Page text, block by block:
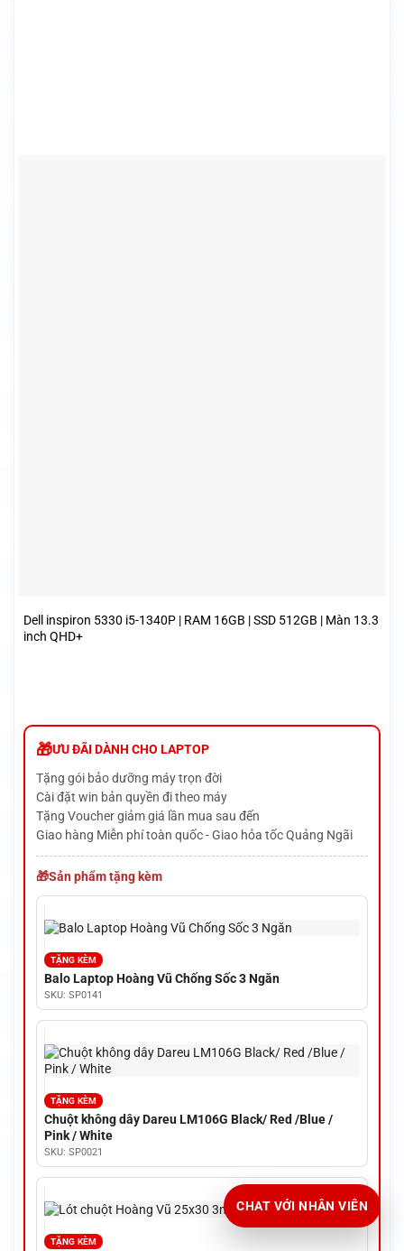
Dell inspiron 5330 i5-1340P | RAM 16GB | SSD 512GB | Màn 13.3
inch QHD+
ƯU ĐÃI DÀNH CHO LAPTOP
Tặng gói bảo dưỡng máy trọn đời
Cài đặt win bản quyền đi theo máy
Tặng Voucher giảm giá lần mua sau đến
Giao hàng Miễn phí toàn quốc - Giao hỏa tốc Quảng Ngãi
Sản phẩm tặng kèm
TẶNG KÈM
Balo Laptop Hoàng Vũ Chống Sốc 3 Ngăn
SKU: SP0141
TẶNG KÈM
Chuột không dây Dareu LM106G Black/ Red /Blue /
Pink / White
SKU: SP0021
TẶNG KÈM
CHAT VỚI NHÂN VIÊN